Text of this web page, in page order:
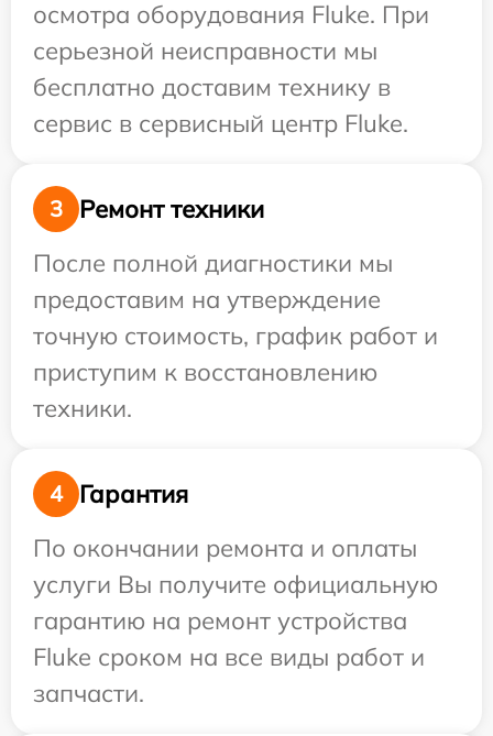
осмотра оборудования Fluke. При
серьезной неисправности мы
бесплатно доставим технику в
сервис в сервисный центр Fluke.
3
Ремонт техники
После полной диагностики мы
предоставим на утверждение
точную стоимость, график работ и
приступим к восстановлению
техники.
4
Гарантия
По окончании ремонта и оплаты
услуги Вы получите официальную
гарантию на ремонт устройства
Fluke сроком на все виды работ и
запчасти.